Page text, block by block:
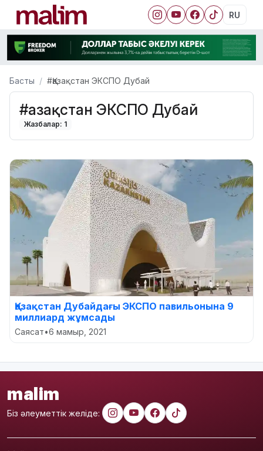
RU
Басты #Қазақстан ЭКСПО Дубай
#Қазақстан ЭКСПО Дубай
Жазбалар: 1
Қазақстан Дубайдағы ЭКСПО павильонына 9
миллиард жұмсады
Саясат•6 мамыр, 2021
malim
Біз әлеуметтік желіде: